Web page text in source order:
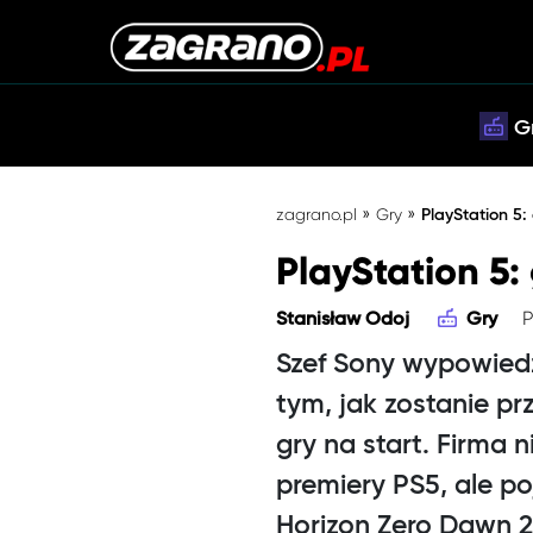
zagrano.pl » Gry » PlayStation
PlayStation
Stanisław Odoj Gry
Szef Sony
tym, jak zostanie
gry na start. Firma
premiery PS5, ale
Horizon Zero Dawn